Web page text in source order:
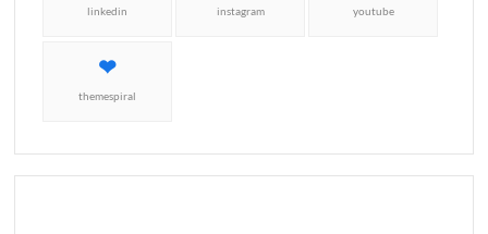
linkedin instagram youtube
themespiral